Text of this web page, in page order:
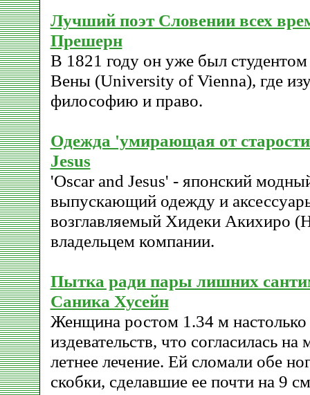
Лучший поэт Словении всех
Прешерн
В 1821 году он уже был студентом
Вены (University of Vienna), где
философию и право.
Одежда 'умирающая от
Jesus
'Oscar and Jesus' - японский
выпускающий одежду и
возглавляемый Хидеки Акихиро
владельцем компании.
Пытка ради пары лишних
Саника Хусейн
Женщина ростом 1.34 м настолько
издевательств, что согласилась
летнее лечение. Ей сломали обе
скобки, сделавшие ее почти на 9